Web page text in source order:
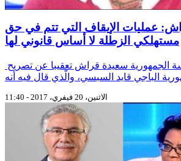
عمليات الإيقاف التي تتم في حق
مستهلكي الزطلة لا أساس قانوني لها
الاثنين، 20 فيفري، 2017 - 11:40